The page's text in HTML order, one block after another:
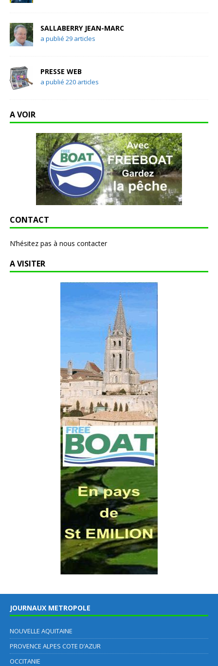
SALLABERRY JEAN-MARC
a publié 29 articles
PRESSE WEB
a publié 220 articles
A VOIR
CONTACT
N’hésitez pas à nous contacter
A VISITER
JOURNAUX METROPOLE
NOUVELLE AQUITAINE
PROVENCE ALPES COTE D’AZUR
OCCITANIE